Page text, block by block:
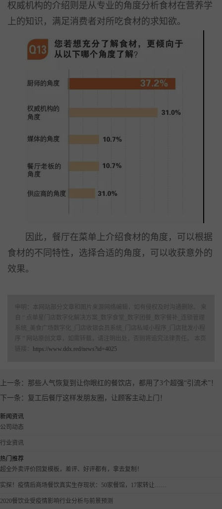
权威机构的介绍则是从专业的角度分析食材在营养学
上的知识，满足消费者对所吃食材的求知欲。
因此，餐厅在菜单上介绍食材的角度，可以根据
食材的不同特性，选择合适的角度，可以收获意外的
效果。
申明：本网站部分文章和图片来源网络编辑，如有侵权及时沟通删除。 来
自 “ 点单星门店数字化解决方案_数字食堂_数字团餐_数字餐补_连锁管理
系统_美食广场数字化_门店收银会员系统_门店私域小程序_门店批发小程
序 ” 网站原创文章，如需转载，请注明出处，否则将追究法律责任。 本页
链接：
https://www.ddx.red/news?id=4025
上一条：那些人气恢复到让你眼红的餐饮店，都用了3个超强“引流术”！
下一条：复工后餐厅这样发朋友圈，让顾客主动上门！
新闻资讯
公司动态
行业资讯
热门推荐
超全外卖评价回复模板，差评、好评都有，拿去复制！
实探！疫情后商场餐饮真实生存现状：50家餐馆，17家转让……
2020餐饮业受疫情影响行业分析与前景预测